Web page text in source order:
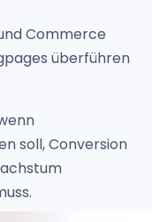
Commerce
überführen
soll, Conversion